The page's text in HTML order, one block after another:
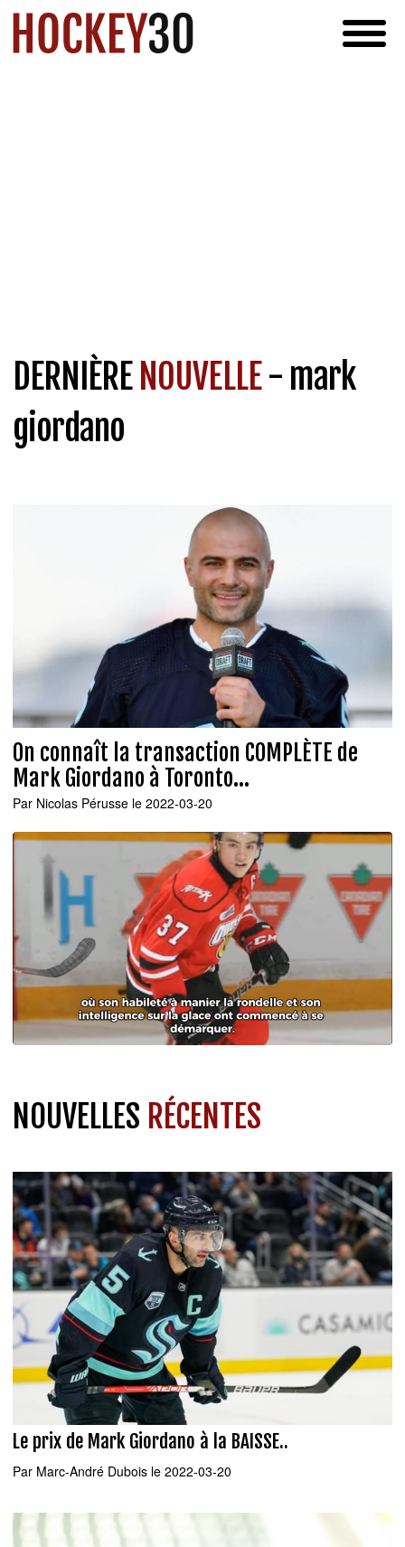
DERNIÈRENOUVELLE- mark
giordano
On connaît la transaction COMPLÈTE de
Mark Giordano à Toronto...
Par Nicolas Pérusse le 2022-03-20
NOUVELLES RÉCENTES
Le prix de Mark Giordano à la BAISSE..
Par Marc-André Dubois le 2022-03-20